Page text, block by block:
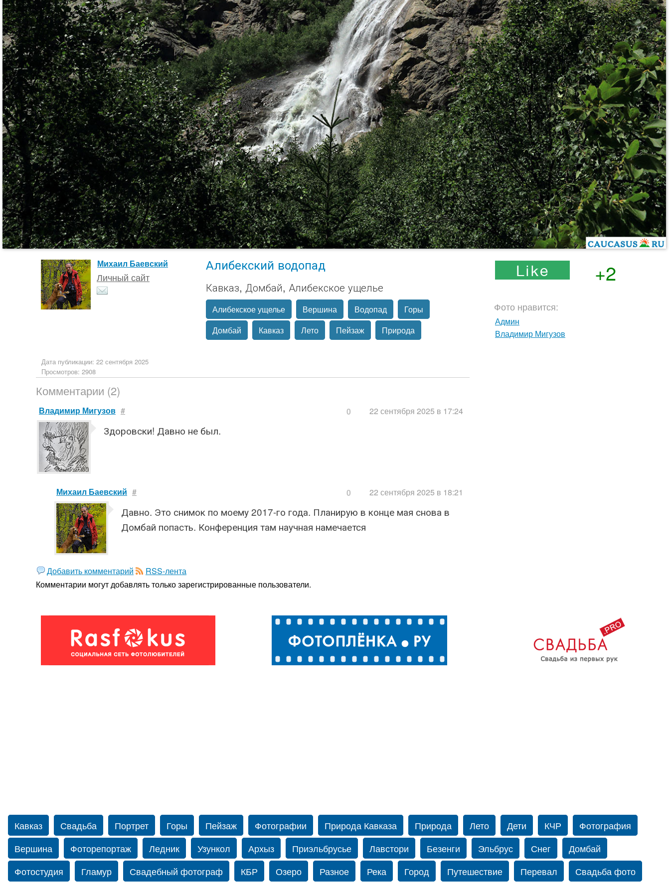
Михаил Баевский
Личный сайт
Алибекский водопад
Кавказ, Домбай, Алибекское ущелье
Алибекское ущелье Вершина Водопад
Горы
Домбай
Кавказ Лето Пейзаж Природа
Дата публикации: 22 сентября 2025
Просмотров: 2908
+2
Фото нравится:
Админ
Владимир Мигузов
Комментарии (2)
Владимир Мигузов # 22 сентября 2025 в 17:24
0
Здоровски! Давно не был.
Михаил Баевский # 22 сентября 2025 в 18:21
0
Давно. Это снимок по моему 2017-го года. Планирую в конце мая снова в
Домбай попасть. Конференция там научная намечается
Добавить комментарий
RSS-лента
Комментарии могут добавлять толькозарегистрированные пользователи.
Кавказ Свадьба Портрет Горы Пейзаж Фотографии Природа Кавказа Природа Лето Дети КЧР
Фотография
Вершина
Фоторепортаж Ледник Узункол Архыз Приэльбрусье Лавстори Безенги Эльбрус Снег
Домбай
Фотостудия
Гламур Свадебный фотограф КБР Озеро Разное Река Город Путешествие Перевал
Свадьба фото